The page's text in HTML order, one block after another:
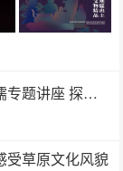
人间佛教座谈会｜魏道儒专题讲座 探讨中国人对佛教文化的贡献
受草原文化风貌